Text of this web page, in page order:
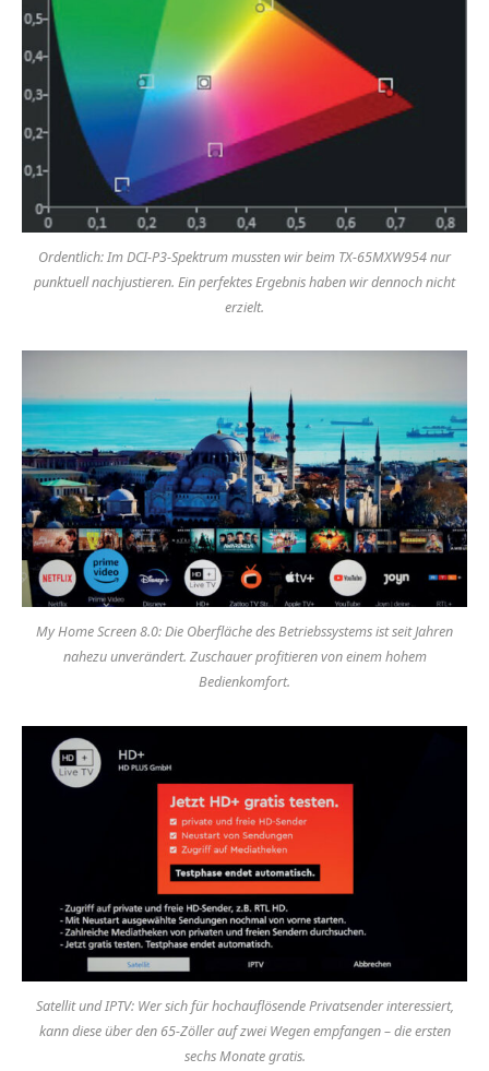
Ordentlich: Im DCI-P3-Spektrum mussten wir beim TX-65MXW954 nur
punktuell nachjustieren. Ein perfektes Ergebnis haben wir dennoch nicht
erzielt.
My Home Screen 8.0: Die Oberfläche des Betriebssystems ist seit Jahren
nahezu unverändert. Zuschauer profitieren von einem hohem
Bedienkomfort.
Satellit und IPTV: Wer sich für hochauflösende Privatsender interessiert,
kann diese über den 65-Zöller auf zwei Wegen empfangen – die ersten
sechs Monate gratis.